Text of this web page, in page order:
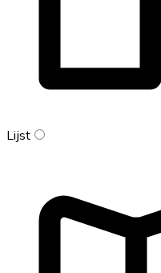
Lijst